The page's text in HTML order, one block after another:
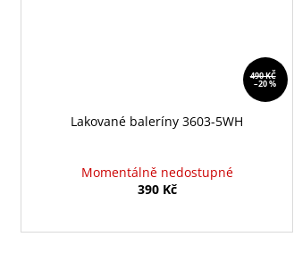
490 KČ
–20 %
Lakované baleríny 3603-5WH
Momentálně nedostupné
390 Kč